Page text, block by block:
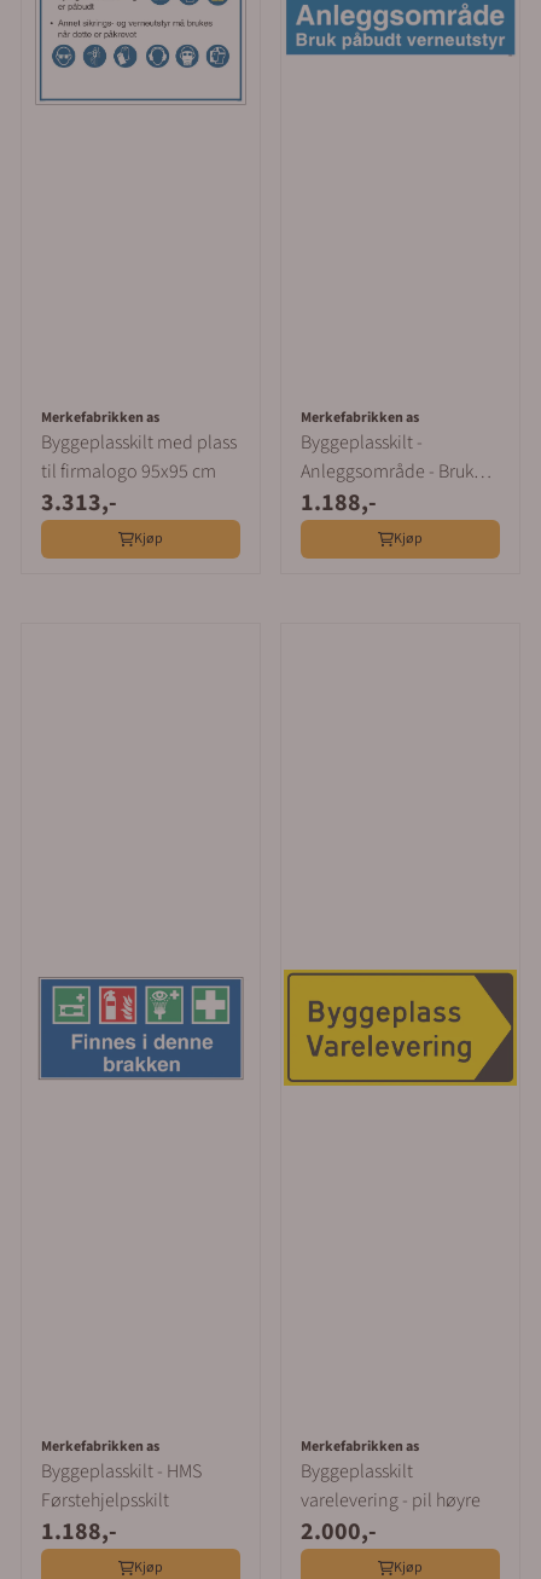
Merkefabrikken as
Byggeplasskilt med plass
til firmalogo 95x95 cm
3.313,-
Kjøp
Merkefabrikken as
Byggeplasskilt -
Anleggsområde - Bruk
påbudt verneutstyr
1.188,-
Kjøp
Merkefabrikken as
Byggeplasskilt - HMS
Førstehjelpsskilt
1.188,-
Kjøp
Merkefabrikken as
Byggeplasskilt
varelevering - pil høyre
2.000,-
Kjøp